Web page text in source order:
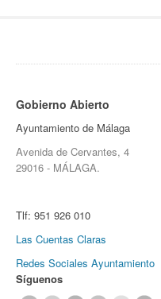
Gobierno Abierto
Ayuntamiento de Málaga
Avenida de Cervantes, 4
29016 - MÁLAGA.
Tlf: 951 926 010
Las Cuentas Claras
Redes Sociales Ayuntamiento
Síguenos